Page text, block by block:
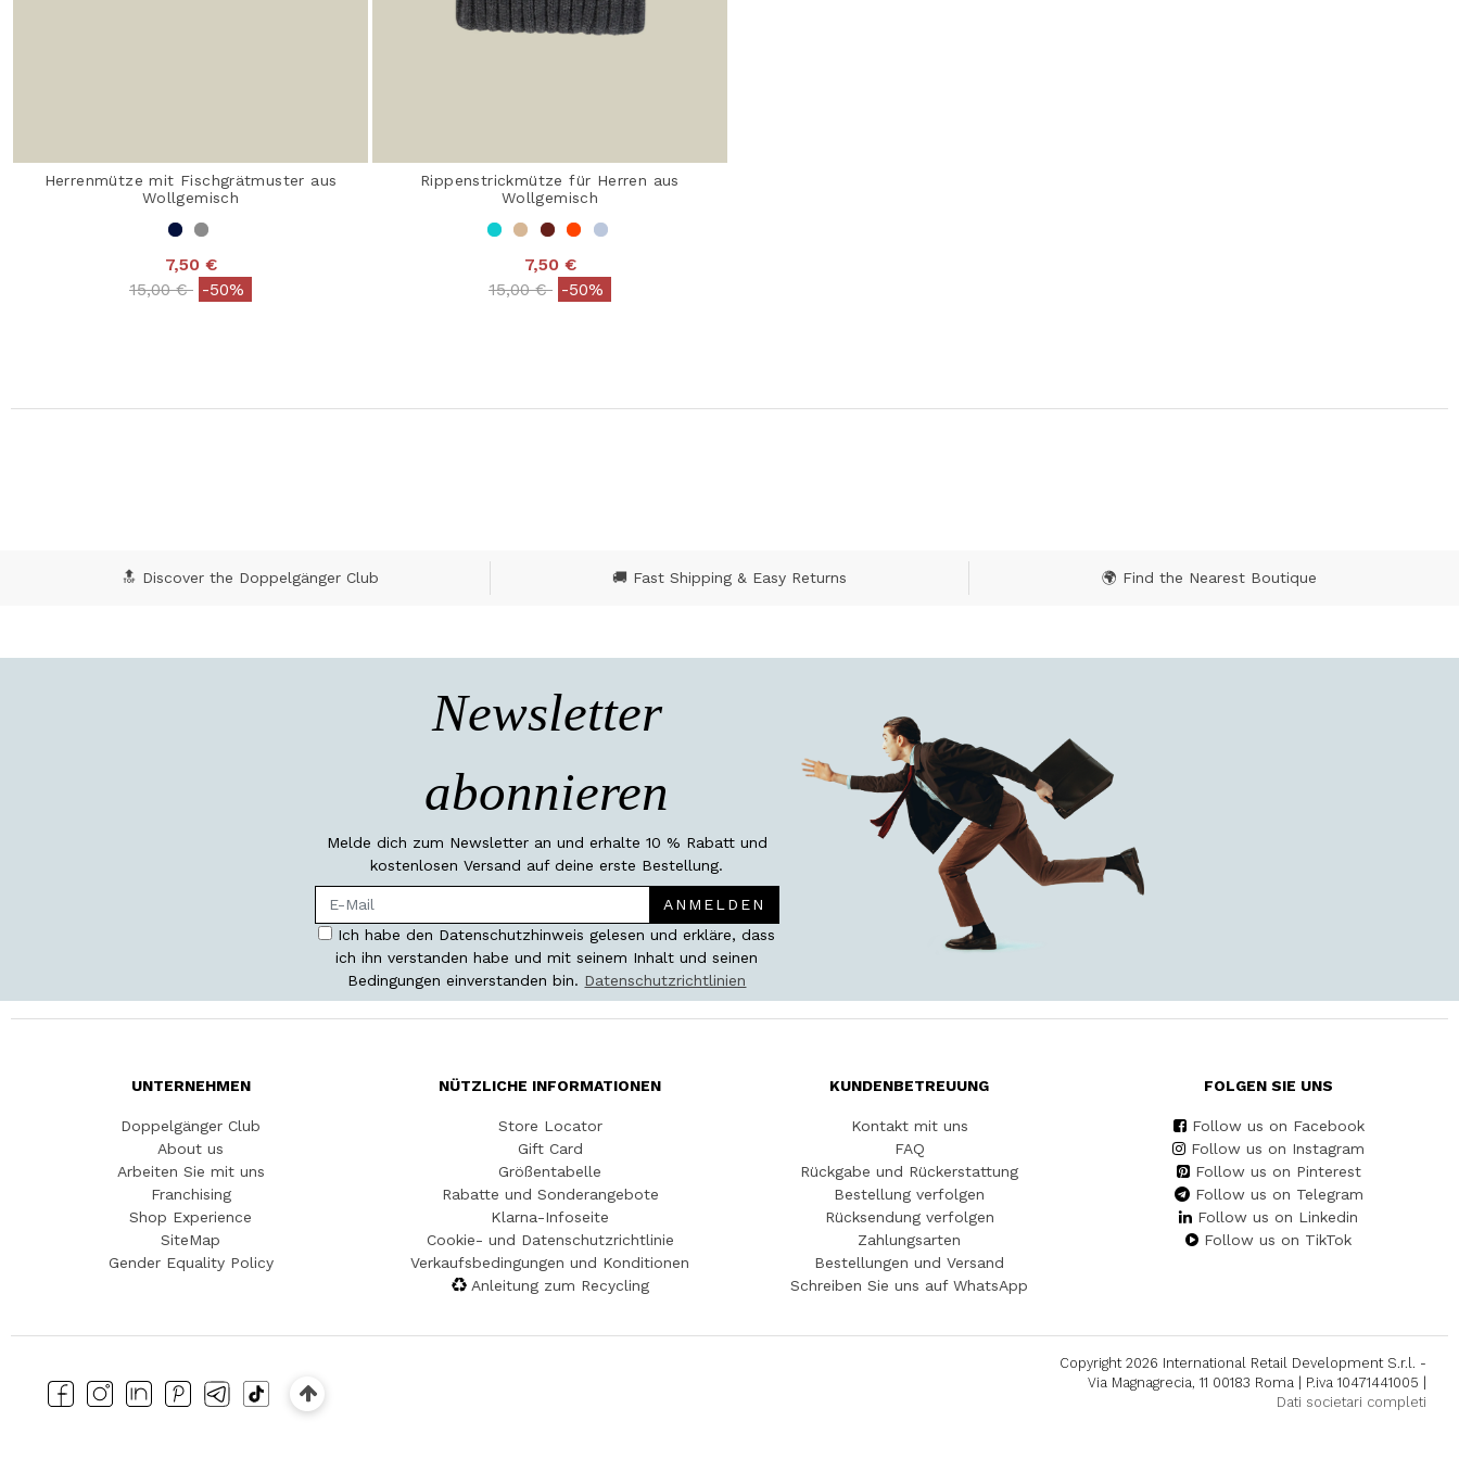
Herrenmütze mit Fischgrätmuster aus
Wollgemisch
7,50 €
Price reduced from
15,00 €to-50%
Rippenstrickmütze für Herren aus
Wollgemisch
7,50 €
Price reduced from
15,00 €to-50%
🔝 Discover the Doppelgänger Club 🚚 Fast Shipping & Easy Returns 🌍 Find the Nearest Boutique
Newsletter
abonnieren
Melde dich zum Newsletter an und erhalte 10 % Rabatt und
kostenlosen Versand auf deine erste Bestellung.
ANMELDEN
Ich habe den Datenschutzhinweis gelesen und erkläre, dass
ich ihn verstanden habe und mit seinem Inhalt und seinen
Bedingungen einverstanden bin. Datenschutzrichtlinien
UNTERNEHMEN
Doppelgänger Club
About us
Arbeiten Sie mit uns
Franchising
Shop Experience
SiteMap
Gender Equality Policy
NÜTZLICHE INFORMATIONEN
Store Locator
Gift Card
Größentabelle
Rabatte und Sonderangebote
Klarna-Infoseite
Cookie- und Datenschutzrichtlinie
Verkaufsbedingungen und Konditionen
Anleitung zum Recycling
KUNDENBETREUUNG
Kontakt mit uns
FAQ
Rückgabe und Rückerstattung
Bestellung verfolgen
Rücksendung verfolgen
Zahlungsarten
Bestellungen und Versand
Schreiben Sie uns auf WhatsApp
FOLGEN SIE UNS
Follow us on Facebook
Follow us on Instagram
Follow us on Pinterest
Follow us on Telegram
Follow us on Linkedin
Follow us on TikTok
Copyright 2026 International Retail Development S.r.l. -
Via Magnagrecia, 11 00183 Roma | P.iva 10471441005 |
Dati societari completi